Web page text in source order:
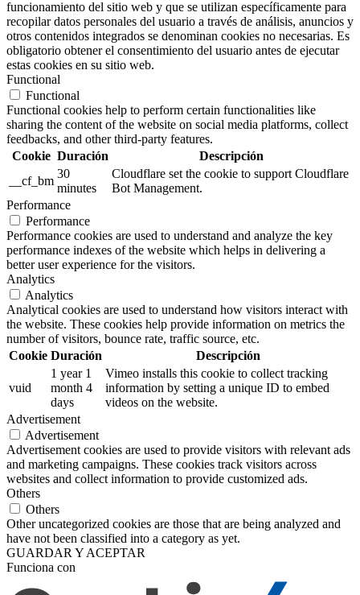
funcionamiento del sitio web y que se utilizan específicamente para
recopilar datos personales del usuario a través de análisis, anuncios y
otros contenidos integrados se denominan cookies no necesarias. Es
obligatorio obtener el consentimiento del usuario antes de ejecutar
estas cookies en su sitio web.
Functional
Functional
Functional cookies help to perform certain functionalities like
sharing the content of the website on social media platforms, collect
feedbacks, and other third-party features.
Cookie Duración
Descripción
__cf_bm
30
minutes
Cloudflare set the cookie to support Cloudflare
Bot Management.
Performance
Performance
Performance cookies are used to understand and analyze the key
performance indexes of the website which helps in delivering a
better user experience for the visitors.
Analytics
Analytics
Analytical cookies are used to understand how visitors interact with
the website. These cookies help provide information on metrics the
number of visitors, bounce rate, traffic source, etc.
Cookie Duración Descripción
vuid
1 year 1
month 4
days
Vimeo installs this cookie to collect tracking
information by setting a unique ID to embed
videos on the website.
Advertisement
Advertisement
Advertisement cookies are used to provide visitors with relevant ads
and marketing campaigns. These cookies track visitors across
websites and collect information to provide customized ads.
Others
Others
Other uncategorized cookies are those that are being analyzed and
have not been classified into a category as yet.
GUARDAR Y ACEPTAR
Funciona con